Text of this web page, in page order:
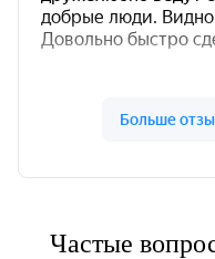
Частые